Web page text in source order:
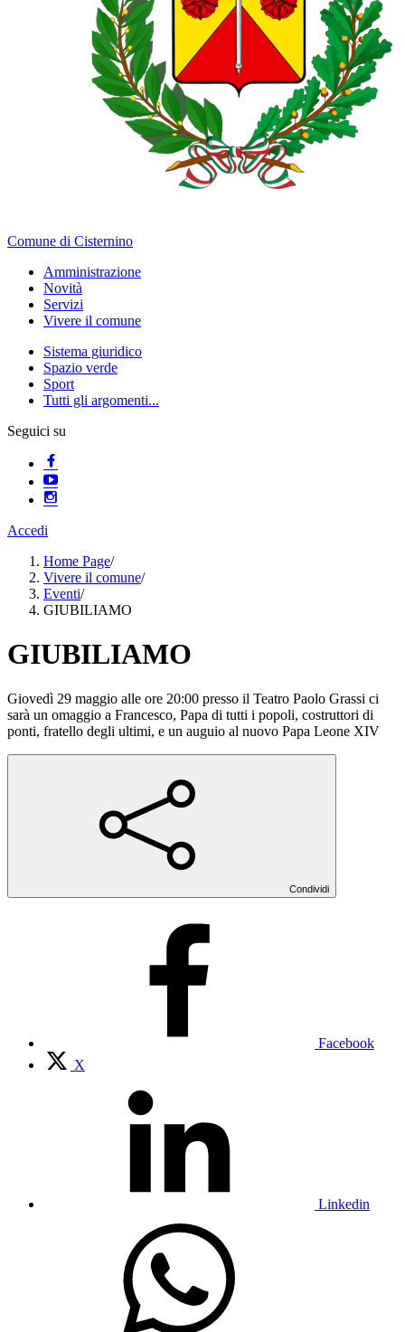
Comune di Cisternino
Amministrazione
Novità
Servizi
Vivere il comune
Sistema giuridico
Spazio verde
Sport
Tutti gli argomenti...
Seguici su
Accedi
Home Page/
Vivere il comune/
Eventi/
GIUBILIAMO
GIUBILIAMO
Giovedì 29 maggio alle ore 20:00 presso il Teatro Paolo Grassi ci
sarà un omaggio a Francesco, Papa di tutti i popoli, costruttori di
ponti, fratello degli ultimi, e un auguio al nuovo Papa Leone XIV
Condividi
Facebook
X
Linkedin